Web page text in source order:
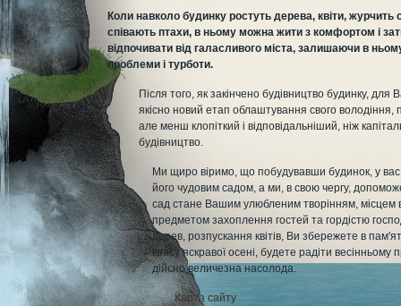
Коли навколо будинку ростуть дерева, квіти, журчить
співають птахи, в ньому можна жити з комфортом і
відпочивати від галасливого міста, залишаючи в
проблеми і турботи.
Після того, як закінчено будівництво будинку, для
якісно новий етап облаштування свого володіння,
але менш клопіткий і відповідальніший, ніж
будівництво.
Ми щиро віримо, що побудувавши будинок, у
його чудовим садом, а ми, в свою чергу,
сад стане Вашим улюбленим творінням, місцем
предметом захоплення гостей та гордістю
дерев, розпускання квітів, Ви збережете в
красу яскравої осені, будете радіти весінньому
дійсно величезна насолода.
Карта сайту